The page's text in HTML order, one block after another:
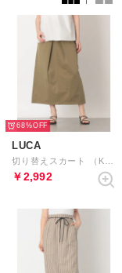
68%
LUCA
￥2,992